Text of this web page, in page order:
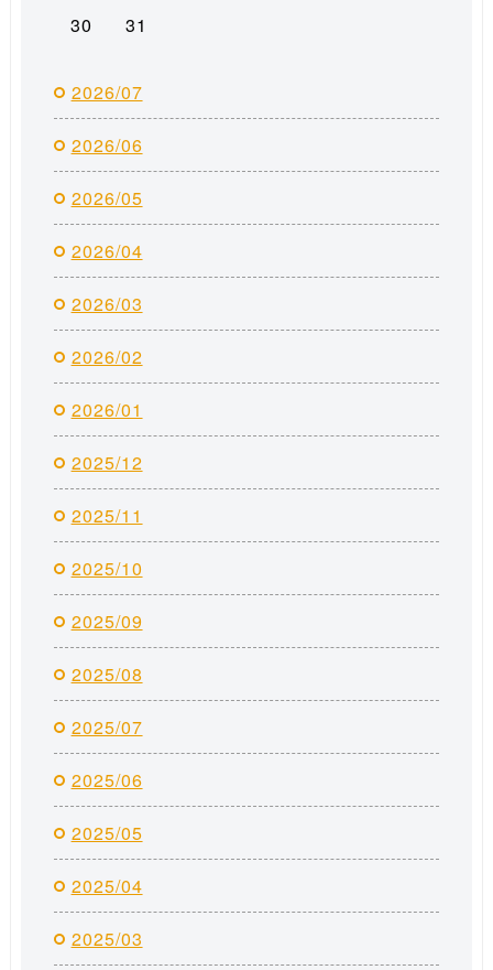
30 31
2026/07
2026/06
2026/05
2026/04
2026/03
2026/02
2026/01
2025/12
2025/11
2025/10
2025/09
2025/08
2025/07
2025/06
2025/05
2025/04
2025/03